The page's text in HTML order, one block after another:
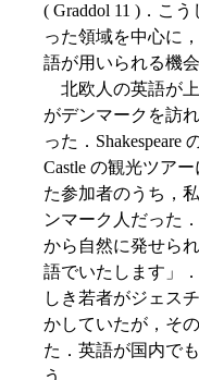
( Graddol 11 )．こ
った領域を中心に
語が用いられる機
北欧人の英語が
がデンマークを訪
った．Shakespeare
Castle の観光ツア
た参加者のうち，
ンマーク人だった
から自然に発せら
語でいたします」
しき若者がジェス
かしていたが，そ
た．英語が国内で